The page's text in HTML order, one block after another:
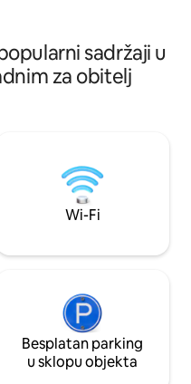
sadržaji u
za obitelj
Wi-Fi
Besplatan parking
u sklopu objekta